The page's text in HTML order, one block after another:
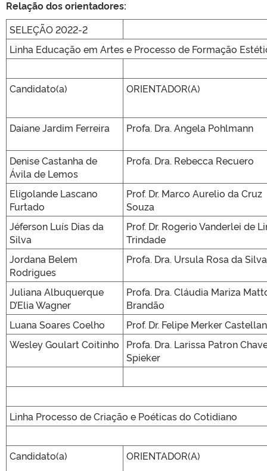
Relação dos orientadores:
SELEÇÃO 2022-2
Linha Educação em Artes e Processo de Formação
Candidato(a) ORIENTADOR(A)
Daiane Jardim Ferreira Profa. Dra. Angela Pohlmann
Denise Castanha de
Ávila de Lemos
Profa. Dra. Rebecca Recuero
Eligolande Lascano
Furtado
Prof. Dr. Marco Aurelio da Cruz
Souza
Jéferson Luís Dias da
Silva
Prof. Dr. Rogerio Vanderlei de
Trindade
Jordana Belem
Rodrigues
Profa. Dra. Ursula Rosa da Silva
Juliana Albuquerque
D’Elia Wagner
Profa. Dra. Cláudia Mariza
Brandão
Luana Soares Coelho
Prof. Dr. Felipe Merker
Wesley Goulart Coitinho
Profa. Dra. Larissa Patron
Spieker
Linha Processo de Criação e Poéticas do Cotidiano
Candidato(a) ORIENTADOR(A)